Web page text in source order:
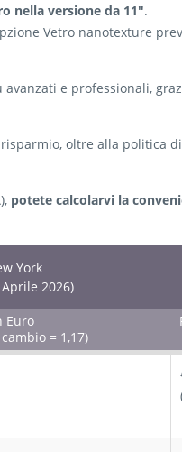
nella versione da 11″.
Vetro nanotexture
e professionali,
oltre alla politica
potete calcolarvi la
York
2026)
Euro
= 1,17)